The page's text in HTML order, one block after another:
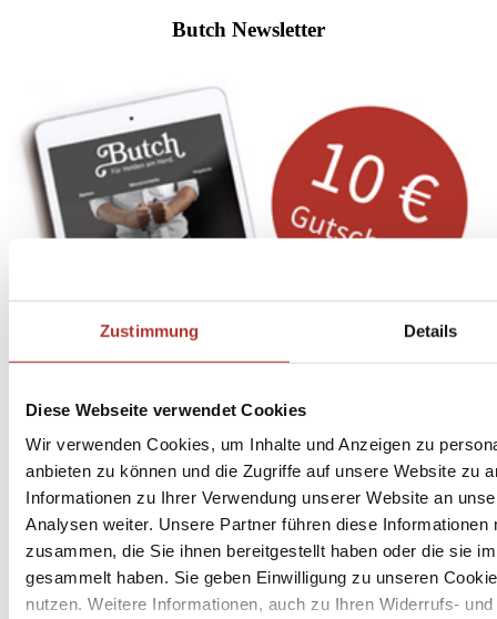
Zustimmung Details
Diese Webseite verwendet Cookies
Wir verwenden Cookies, um Inhalte und Anzeigen zu
anbieten zu können und die Zugriffe auf unsere Website zu
Informationen zu Ihrer Verwendung unserer Website an
Analysen weiter. Unsere Partner führen diese
zusammen, die Sie ihnen bereitgestellt haben oder die sie
gesammelt haben. Sie geben Einwilligung zu unseren
nutzen. Weitere Informationen, auch zu Ihren Widerrufs-
Butch Newsletter
Abonnierehier
den Butch Newsletter
* Dein persönlicher Gutschein ist ab einem Bestellwert von 100,- Euro, nach Abzug der
Versandkosten. Eine Barauszahlung ist nicht möglich.